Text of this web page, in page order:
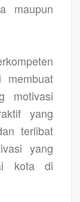
maupun
membuat
motivasi
yang
terlibat
yang
kota di